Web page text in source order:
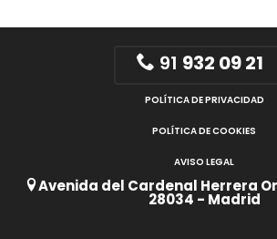
91 932 09 21
POLÍTICA DE PRIVACIDAD
POLÍTICA DE COOKIES
AVISO LEGAL
Avenida del Cardenal Herrera
28034 - Madrid